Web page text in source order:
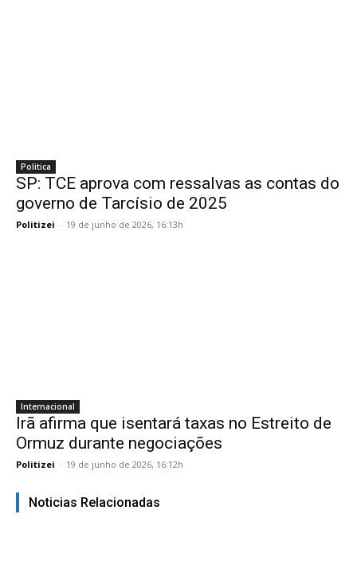
Politica
SP: TCE aprova com ressalvas as contas do
governo de Tarcísio de 2025
Politizei - 19 de junho de 2026, 16:13h
Internacional
Irã afirma que isentará taxas no Estreito de
Ormuz durante negociações
Politizei - 19 de junho de 2026, 16:12h
Noticias Relacionadas